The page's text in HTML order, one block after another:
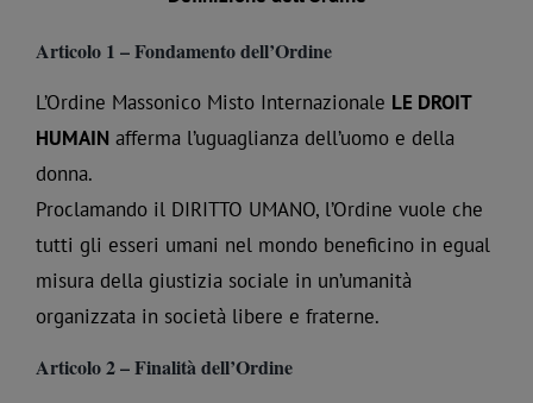
Articolo 1 – Fondamento dell’Ordine
L’Ordine Massonico Misto Internazionale LE DROIT
HUMAIN afferma l’uguaglianza dell’uomo e della
donna.
Proclamando il DIRITTO UMANO, l’Ordine vuole che
tutti gli esseri umani nel mondo beneficino in egual
misura della giustizia sociale in un’umanità
organizzata in società libere e fraterne.
Articolo 2 – Finalità dell’Ordine